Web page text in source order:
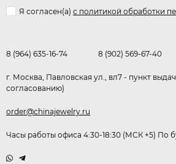
Я согласен(a) с политикой обработки
8 (964) 635-16-74 8 (902) 569-67-40
г. Москва, Павловская ул., вл7 - пункт
согласованию)
order@chinajewelry.ru
Часы работы офиса 4:30-18:30 (МСК +5) По